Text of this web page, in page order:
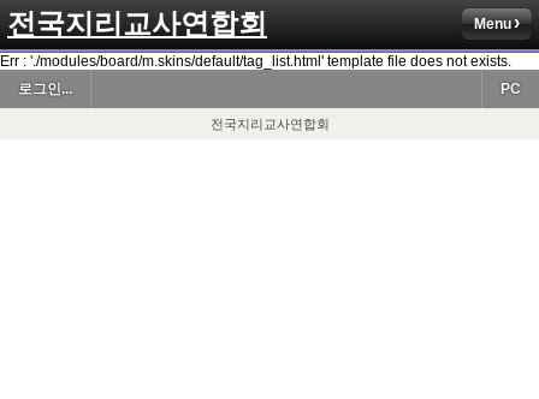
전국지리교사연합회 Menu
Err : './modules/board/m.skins/default/tag_list.html' template file does not exists.
로그인...
PC
전국지리교사연합회